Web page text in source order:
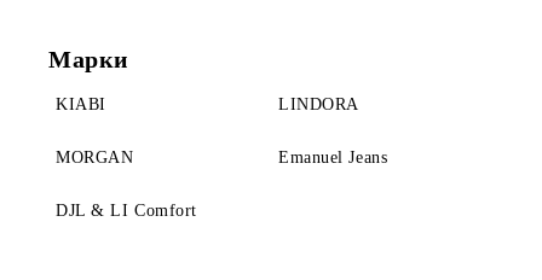
Марки
KIABI LINDORA
MORGAN Emanuel Jeans
DJL & LI Comfort